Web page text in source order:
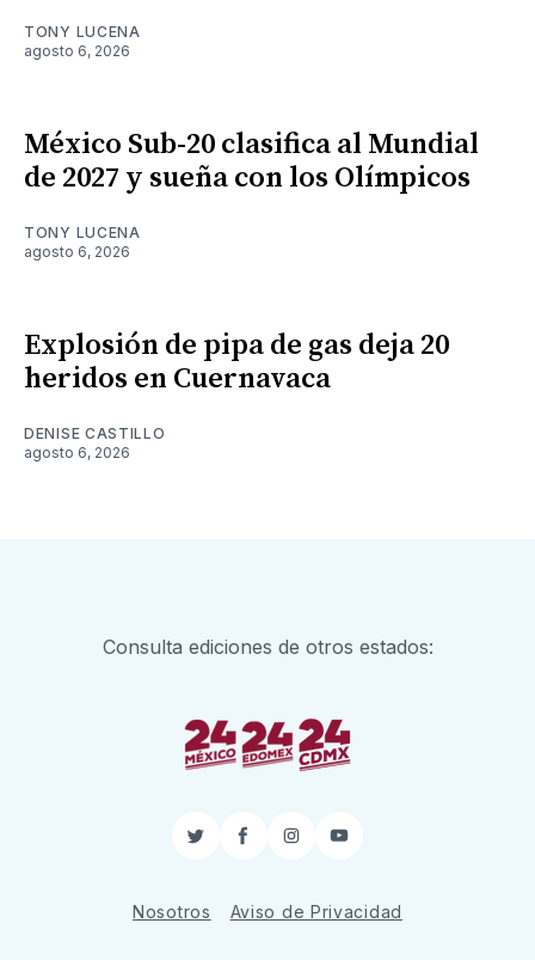
TONY LUCENA
agosto 6, 2026
México Sub-20 clasifica al Mundial
de 2027 y sueña con los Olímpicos
TONY LUCENA
agosto 6, 2026
Explosión de pipa de gas deja 20
heridos en Cuernavaca
DENISE CASTILLO
agosto 6, 2026
Consulta ediciones de otros estados:
TwitterFacebook
InstagramYouTube
Nosotros Aviso de Privacidad